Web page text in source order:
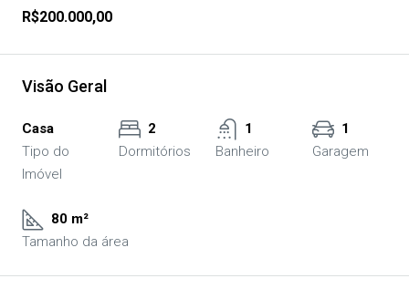
R$200.000,00
Visão Geral
Casa
Tipo do
Imóvel
2
Dormitórios
1
Banheiro
1
Garagem
80 m²
Tamanho da área